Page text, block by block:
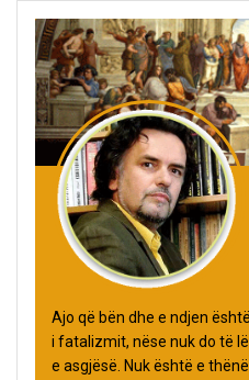
Ajo që bën dhe e ndjen
i fatalizmit, nëse nuk do të
e asgjësë. Nuk është e